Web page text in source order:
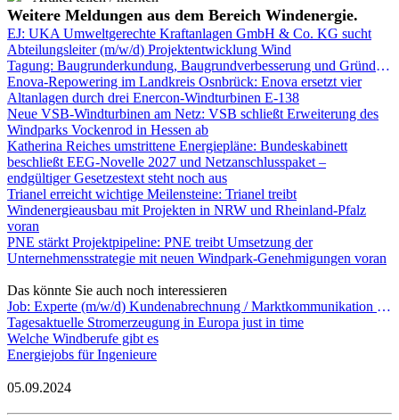
Weitere Meldungen aus dem Bereich Windenergie.
EJ: UKA Umweltgerechte Kraftanlagen GmbH & Co. KG sucht
Abteilungsleiter (m/w/d) Projektentwicklung Wind
Tagung: Baugrunderkundung, Baugrundverbesserung und Gründungen für Windenergieanlagen
Enova-Repowering im Landkreis Osnbrück: Enova ersetzt vier
Altanlagen durch drei Enercon-Windturbinen E-138
Neue VSB-Windturbinen am Netz: VSB schließt Erweiterung des
Windparks Vockenrod in Hessen ab
Katherina Reiches umstrittene Energiepläne: Bundeskabinett
beschließt EEG-Novelle 2027 und Netzanschlusspaket –
endgültiger Gesetzestext steht noch aus
Trianel erreicht wichtige Meilensteine: Trianel treibt
Windenergieausbau mit Projekten in NRW und Rheinland-Pfalz
voran
PNE stärkt Projektpipeline: PNE treibt Umsetzung der
Unternehmensstrategie mit neuen Windpark-Genehmigungen voran
Das könnte Sie auch noch interessieren
Job: Experte (m/w/d) Kundenabrechnung / Marktkommunikation EDM Vertrieb - Vereinigte Wertach-Elektrizitätswerke GmbH
Tagesaktuelle Stromerzeugung in Europa just in time
Welche Windberufe gibt es
Energiejobs für Ingenieure
05.09.2024